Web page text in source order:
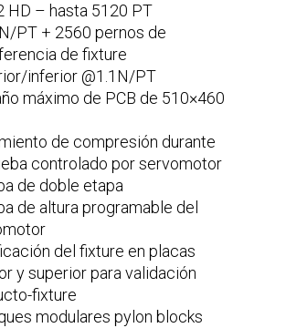
HD – hasta 5120 PT
PT + 2560 pernos de
de fixture
inferior @1.1N/PT
máximo de PCB de 510×460
de compresión durante
controlado por servomotor
de doble etapa
de altura programable del
del fixture en placas
y superior para validación
fixture
modulares pylon blocks